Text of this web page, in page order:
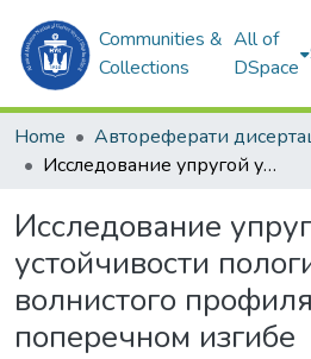
Communities &
Collections
All of
DSpace
Home
Исследование упругой устойчивости пологих оболочек волнистого профиля при поперечном изгибе
Исследование
устойчивости
волнистого
поперечном изгибе